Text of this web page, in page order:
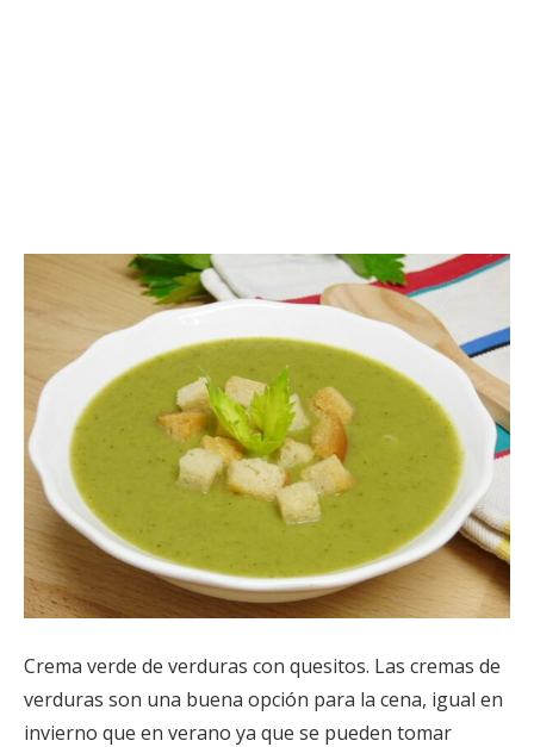
Crema verde de verduras con quesitos. Las cremas de
verduras son una buena opción para la cena, igual en
invierno que en verano ya que se pueden tomar